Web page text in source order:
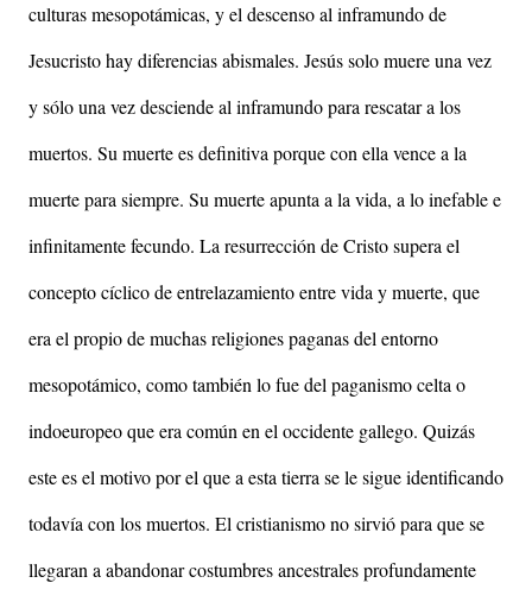
culturas mesopotámicas, y el descenso al inframundo de
Jesucristo hay diferencias abismales. Jesús solo muere una vez
y sólo una vez desciende al inframundo para rescatar a los
muertos. Su muerte es definitiva porque con ella vence a la
muerte para siempre. Su muerte apunta a la vida, a lo inefable e
infinitamente fecundo. La resurrección de Cristo supera el
concepto cíclico de entrelazamiento entre vida y muerte, que
era el propio de muchas religiones paganas del entorno
mesopotámico, como también lo fue del paganismo celta o
indoeuropeo que era común en el occidente gallego. Quizás
este es el motivo por el que a esta tierra se le sigue identificando
todavía con los muertos. El cristianismo no sirvió para que se
llegaran a abandonar costumbres ancestrales profundamente